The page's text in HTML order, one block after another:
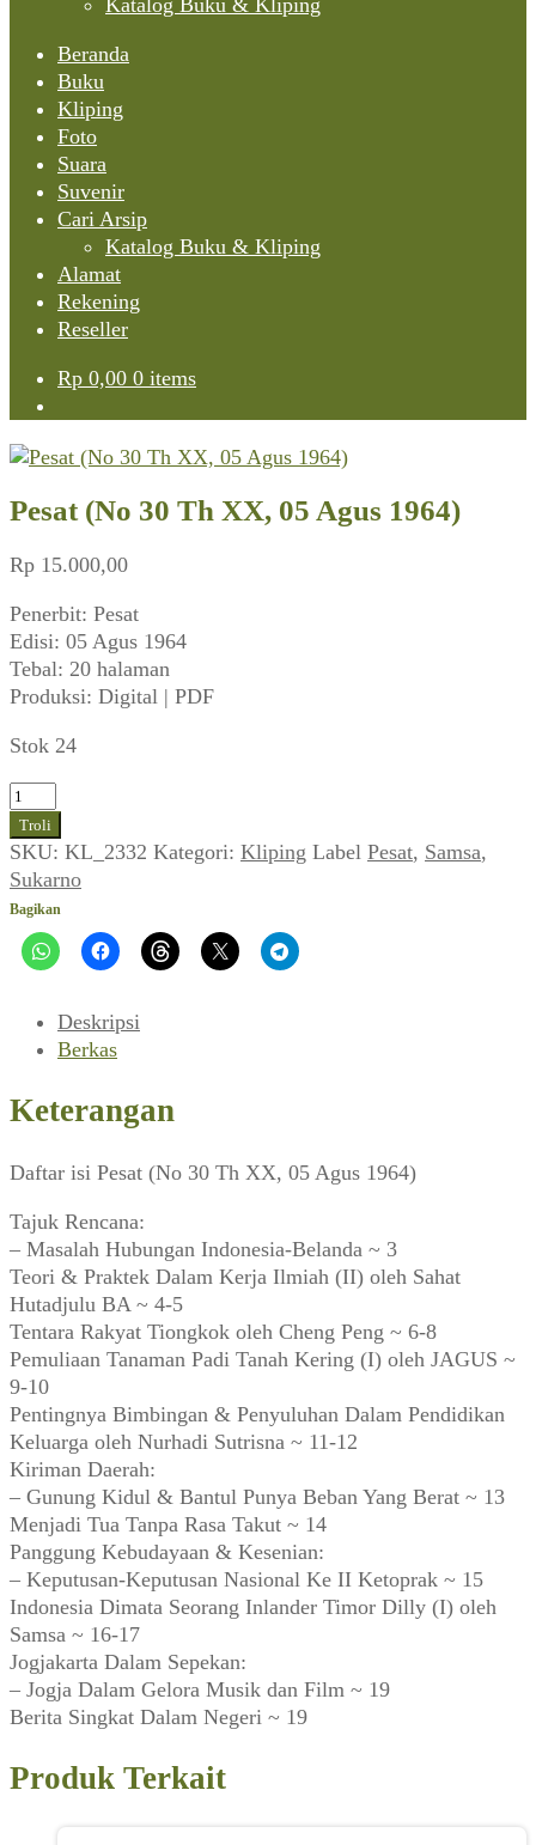
Katalog Buku & Kliping
Beranda
Buku
Kliping
Foto
Suara
Suvenir
Cari Arsip
Katalog Buku & Kliping
Alamat
Rekening
Reseller
Rp 0,00 0 items
Pesat (No 30 Th XX, 05 Agus 1964)
Rp 15.000,00
Penerbit: Pesat
Edisi: 05 Agus 1964
Tebal: 20 halaman
Produksi: Digital | PDF
Stok 24
Kuantitas
Pesat
(No
30
Th
XX,
05
1964)
Troli
SKU: KL_2332 Kategori: Kliping Label Pesat, Samsa,
Sukarno
Bagikan
Deskripsi
Berkas
Keterangan
Daftar isi Pesat (No 30 Th XX, 05 Agus 1964)
Tajuk Rencana:
– Masalah Hubungan Indonesia-Belanda ~ 3
Teori & Praktek Dalam Kerja Ilmiah (II) oleh Sahat
Hutadjulu BA ~ 4-5
Tentara Rakyat Tiongkok oleh Cheng Peng ~ 6-8
Pemuliaan Tanaman Padi Tanah Kering (I) oleh JAGUS ~
9-10
Pentingnya Bimbingan & Penyuluhan Dalam Pendidikan
Keluarga oleh Nurhadi Sutrisna ~ 11-12
Kiriman Daerah:
– Gunung Kidul & Bantul Punya Beban Yang Berat ~ 13
Menjadi Tua Tanpa Rasa Takut ~ 14
Panggung Kebudayaan & Kesenian:
– Keputusan-Keputusan Nasional Ke II Ketoprak ~ 15
Indonesia Dimata Seorang Inlander Timor Dilly (I) oleh
Samsa ~ 16-17
Jogjakarta Dalam Sepekan:
– Jogja Dalam Gelora Musik dan Film ~ 19
Berita Singkat Dalam Negeri ~ 19
Produk Terkait